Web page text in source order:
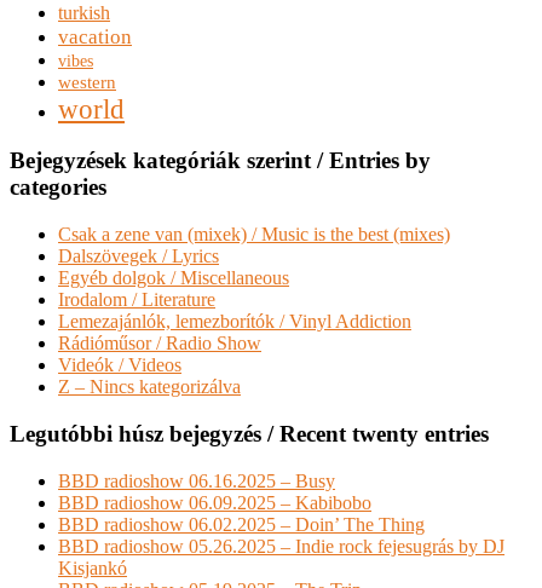
turkish
vacation
vibes
western
world
Bejegyzések kategóriák szerint / Entries by
categories
Csak a zene van (mixek) / Music is the best (mixes)
Dalszövegek / Lyrics
Egyéb dolgok / Miscellaneous
Irodalom / Literature
Lemezajánlók, lemezborítók / Vinyl Addiction
Rádióműsor / Radio Show
Videók / Videos
Z – Nincs kategorizálva
Legutóbbi húsz bejegyzés / Recent twenty entries
BBD radioshow 06.16.2025 – Busy
BBD radioshow 06.09.2025 – Kabibobo
BBD radioshow 06.02.2025 – Doin’ The Thing
BBD radioshow 05.26.2025 – Indie rock fejesugrás by DJ
Kisjankó